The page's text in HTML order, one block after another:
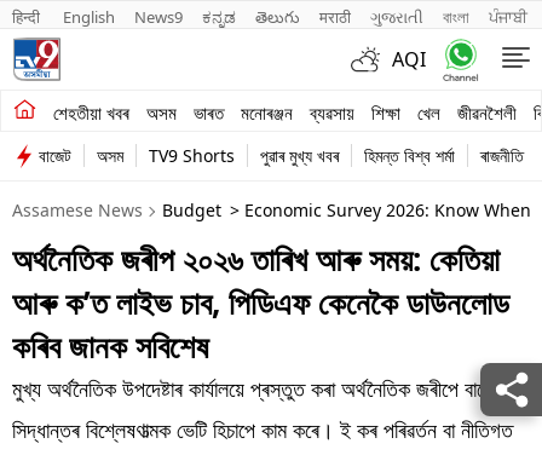
हिन्दी English News9 ಕನ್ನಡ తెలుగు मराठी ગુજરાતી বাংলা ਪੰਜਾਬੀ
AQI
শেহতীয়া খবৰ অসম ভাৰত মনোৰঞ্জন ব্যৱসায় শিক্ষা খেল জীৱনশৈলী
শেহতীয়া খবৰ
অসম
ভাৰত
মনোৰঞ্জন
ব্যৱসায়
শিক্ষা
খেল
বাজেট অসম TV9 Shorts পুৱাৰ মুখ্য খবৰ হিমন্ত বিশ্ব শৰ্মা ৰাজনীতি
Assamese News Budget > Economic Survey 2026: Know When
অৰ্থনৈতিক জৰীপ ২০২৬ তাৰিখ আৰু সময়: কেতিয়া
আৰু ক’ত লাইভ চাব, পিডিএফ কেনেকৈ ডাউনলোড
কৰিব জানক সবিশেষ
মুখ্য অৰ্থনৈতিক উপদেষ্টাৰ কাৰ্যালয়ে প্ৰস্তুত কৰা অৰ্থনৈতিক জৰীপে বাজেটৰ
সিদ্ধান্তৰ বিশ্লেষণাত্মক ভেটি হিচাপে কাম কৰে। ই কৰ পৰিৱৰ্তন বা নীতিগত